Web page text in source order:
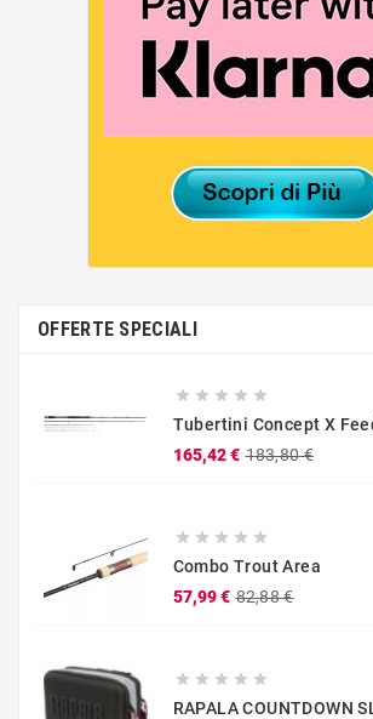
OFFERTE SPECIALI
    
Tubertini Concept X
165,42 € 183,80 €
    
Combo Trout Area
57,99 € 82,88 €
    
RAPALA COUNTDOWN